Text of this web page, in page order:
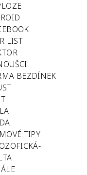
LIST
BEZDÍNEK
TIPY